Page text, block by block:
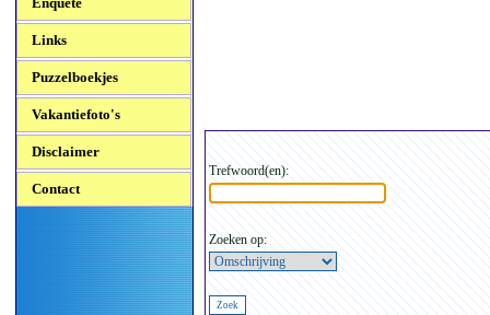
Links
Puzzelboekjes
Vakantiefoto's
Disclaimer
Contact
Trefwoord(en):
Zoeken op: